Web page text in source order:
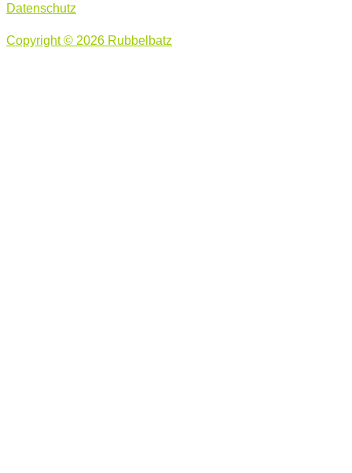
Datenschutz
Copyright © 2026 Rubbelbatz